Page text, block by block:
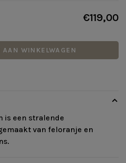
€119,00
AAN WINKELWAGEN
is een stralende
van feloranje en